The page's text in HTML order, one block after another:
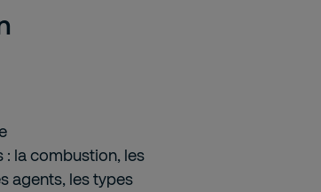
la combustion, les
agents, les types